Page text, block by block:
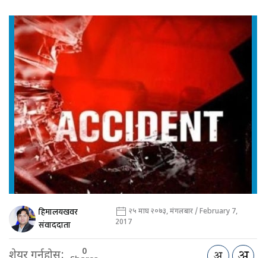
हिमालयखवर
संवाददाता
२५ माघ २०७३, मंगलबार / February 7,
2017
0